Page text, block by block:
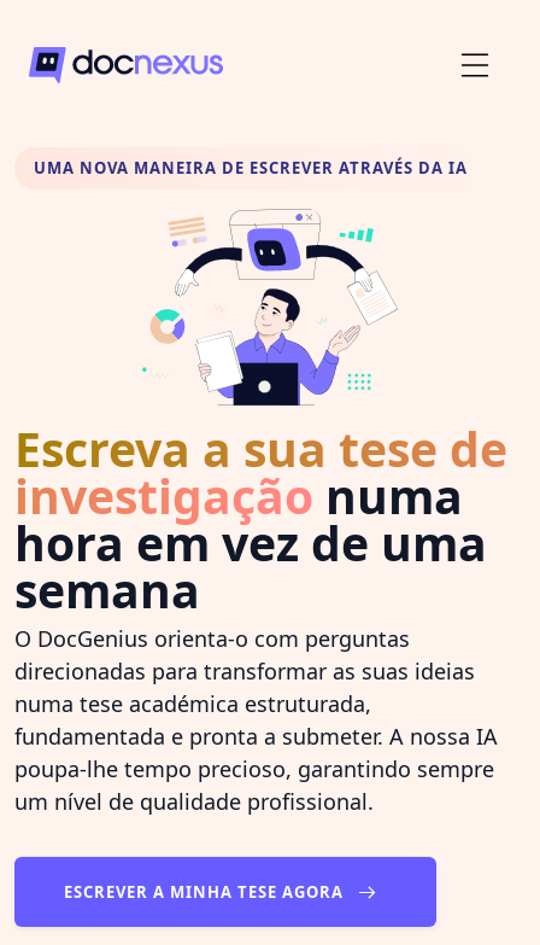
UMA NOVA MANEIRA DE ESCREVER ATRAVÉS DA IA
Escreva a sua tese de
investigação numa
hora em vez de uma
semana
O DocGenius orienta-o com perguntas
direcionadas para transformar as suas ideias
numa tese académica estruturada,
fundamentada e pronta a submeter. A nossa IA
poupa-lhe tempo precioso, garantindo sempre
um nível de qualidade profissional.
ESCREVER A MINHA TESE AGORA